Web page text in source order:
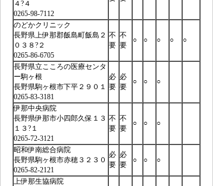
４?４
0265-98-7112
のどかクリニック
長野県上伊那郡飯島町飯島２
０３８?２
0265-86-6705
不
要
不
要
○ ○ ○ ○ ○
長野県立こころの医療センタ
ー駒ヶ根
長野県駒ヶ根市下平２９０１
0265-83-3181
必
要
必
要
○ ○ ○
伊那中央病院
長野県伊那市小四郎久保１３
１３?１
0265-72-3121
不
要
不
要
○ ○ ○
昭和伊南総合病院
長野県駒ヶ根市赤穂３２３０
0265-82-2121
必
要
必
要
○ ○ ○
上伊那生協病院